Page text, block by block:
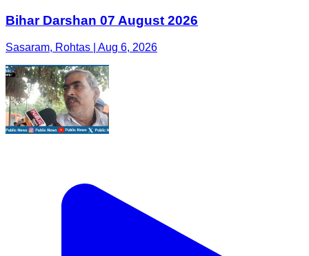
Bihar Darshan 07 August 2026
Sasaram, Rohtas | Aug 6, 2026